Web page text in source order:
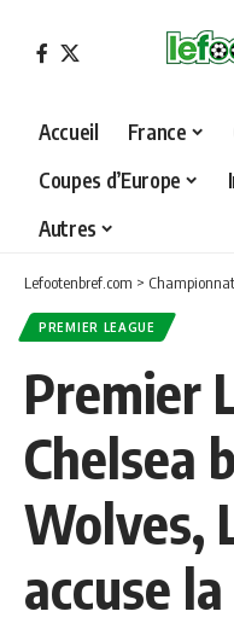
Accueil France
Coupes d’Europe
Autres
Lefootenbref.com >
PREMIER LEAGUE
Premier
Chelsea
Wolves,
accuse